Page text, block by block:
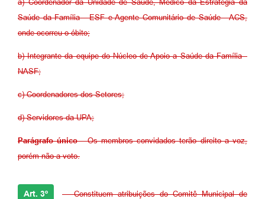
a) Coordenador da Unidade de Saúde, Médico da Estratégia da
Saúde da Família - ESF e Agente Comunitário de Saúde - ACS,
onde ocorreu o óbito;
b) Integrante da equipe do Núcleo de Apoio a Saúde da Família -
NASF;
c) Coordenadores dos Setores;
d) Servidores da UPA;
Parágrafo único- Os membros convidados terão direito a voz,
porém não a voto.
Art. 3º - Constituem atribuições do Comitê Municipal de